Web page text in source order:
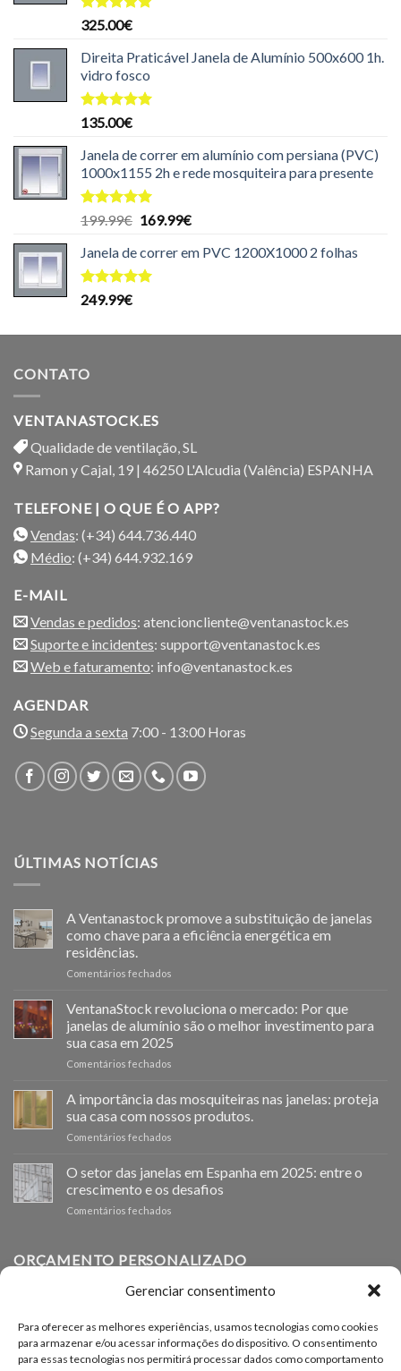
Gerenciar consentimento
Para oferecer as melhores experiências, usamos tecnologias como cookies
para armazenar e/ou acessar informações do dispositivo. O consentimento
para essas tecnologias nos permitirá processar dados como comportamento
Avaliação
325.00€
Direita Praticável Janela de Alumínio 500x600 1h.
vidro fosco
Avaliação
135.00€
Janela de correr em alumínio com persiana (PVC)
1000x1155 2h e rede mosquiteira para presente
Avaliação
199.99€ O
original
era:
169.99€O
atual
Janela de correr em PVC 1200X1000 2 folhas
Avaliação
249.99€
CONTATO
VENTANASTOCK.ES
Qualidade de ventilação, SL
Ramon y Cajal, 19 | 46250 L'Alcudia (Valência) ESPANHA
TELEFONE | O QUE É O APP?
Vendas: (+34) 644.736.440
Médio: (+34) 644.932.169
E-MAIL
Vendas e pedidos: atencioncliente@ventanastock.es
Suporte e incidentes: support@ventanastock.es
Web e faturamento: info@ventanastock.es
AGENDAR
Segunda a sexta 7:00 - 13:00 Horas
ÚLTIMAS NOTÍCIAS
A Ventanastock promove a substituição de janelas
como chave para a eficiência energética em
residências.
Comentários fechados
impulsa
el
cambio
de
la
en
los
VentanaStock revoluciona o mercado: Por que
janelas de alumínio são o melhor investimento para
sua casa em 2025
Comentários fechados
VentanaStock
revoluciona
el
qué
las
la
inversión
tu
2025
A importância das mosquiteiras nas janelas: proteja
sua casa com nossos produtos.
Comentários fechados
importancia
de
las
ventanas:
tu
nuestros
productos.
O setor das janelas em Espanha em 2025: entre o
crescimento e os desafios
Comentários fechados
de
las
en
2025:
entre
ORÇAMENTO PERSONALIZADO
solicitar um orçamento personalizado em nosso formulário
de solicitação de orçamento.